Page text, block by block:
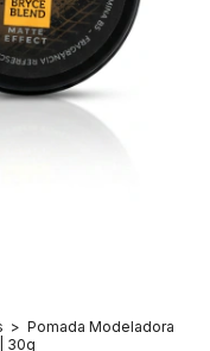
> Pomada Modeladora
30g